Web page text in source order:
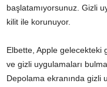
başlatamıyorsunuz. Gizli
kilit ile korunuyor.
Elbette, Apple gelecekteki
ve gizli uygulamaları
Depolama ekranında gizli